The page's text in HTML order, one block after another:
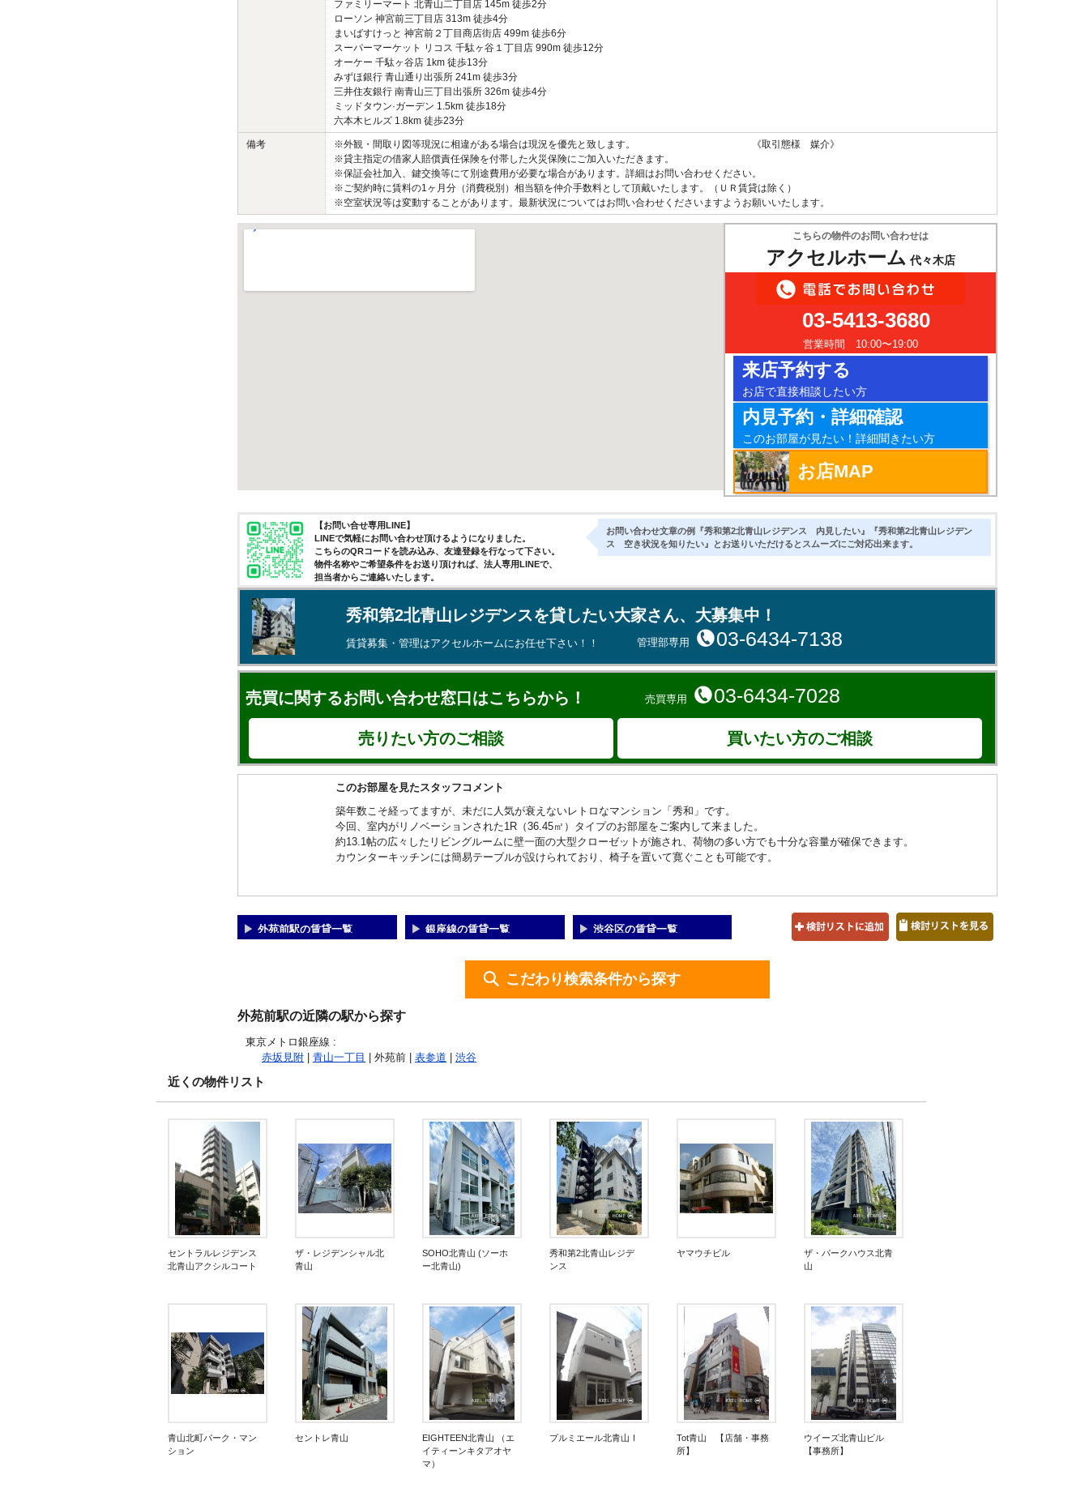
ファミリーマート 北青山二丁目店 145m 徒歩2分
ローソン 神宮前三丁目店 313m 徒歩4分
まいばすけっと 神宮前２丁目商店街店 499m 徒歩6分
スーパーマーケット リコス 千駄ヶ谷１丁目店 990m 徒歩12分
オーケー 千駄ヶ谷店 1km 徒歩13分
みずほ銀行 青山通り出張所 241m 徒歩3分
三井住友銀行 南青山三丁目出張所 326m 徒歩4分
ミッドタウン·ガーデン 1.5km 徒歩18分
六本木ヒルズ 1.8km 徒歩23分
備考
※外観・間取り図等現況に相違がある場合は現況を優先と致します。 《取引態様 媒介》
※貸主指定の借家人賠償責任保険を付帯した火災保険にご加入いただきます。
※保証会社加入、鍵交換等にて別途費用が必要な場合があります。詳細はお問い合わせください。
※ご契約時に賃料の1ヶ月分（消費税別）相当額を仲介手数料として頂戴いたします。（ＵＲ賃貸は除く）
※空室状況等は変動することがあります。最新状況についてはお問い合わせくださいますようお願いいたします。
こちらの物件のお問い合わせは
アクセルホーム 代々木店
03-5413-3680
営業時間 10:00〜19:00
来店予約する
お店で直接相談したい方
内見予約・詳細確認
このお部屋が見たい！詳細聞きたい方
お店MAP
【お問い合せ専用LINE】
LINEで気軽にお問い合わせ頂けるようになりました。
こちらのQRコードを読み込み、友達登録を行なって下さい。
物件名称やご希望条件をお送り頂ければ、法人専用LINEで、
担当者からご連絡いたします。
お問い合わせ文章の例『秀和第2北青山レジデンス 内見したい』『秀和第2北青山レジデン
ス 空き状況を知りたい』とお送りいただけるとスムーズにご対応出来ます。
秀和第2北青山レジデンスを貸したい大家さん、大募集中！
賃貸募集・管理はアクセルホームにお任せ下さい！！ 管理部専用 03-6434-7138
売買に関するお問い合わせ窓口はこちらから！ 売買専用 03-6434-7028
売りたい方のご相談 買いたい方のご相談
このお部屋を見たスタッフコメント
築年数こそ経ってますが、未だに人気が衰えないレトロなマンション「秀和」です。
今回、室内がリノベーションされた1R（36.45㎡）タイプのお部屋をご案内して来ました。
約13.1帖の広々したリビングルームに壁一面の大型クローゼットが施され、荷物の多い方でも十分な容量が確保できます。
カウンターキッチンには簡易テーブルが設けられており、椅子を置いて寛ぐことも可能です。
外苑前駅の賃貸一覧 銀座線の賃貸一覧 渋谷区の賃貸一覧
こだわり検索条件から探す
外苑前駅の近隣の駅から探す
東京メトロ銀座線 :
赤坂見附
青山一丁目 | 外苑前 | 表参道 渋谷
近くの物件リスト
セントラルレジデンス
北青山アクシルコート
ザ・レジデンシャル北
青山
SOHO北青山 (ソーホ
ー北青山)
秀和第2北青山レジデ
ンス
ヤマウチビル
ザ・パークハウス北青
山
青山北町パーク・マン
ション
セントレ青山
EIGHTEEN北青山 （エ
イティーンキタアオヤ
マ）
プルミエール北青山Ⅰ
Tot青山 【店舗・事務
所】
ウイーズ北青山ビル
【事務所】